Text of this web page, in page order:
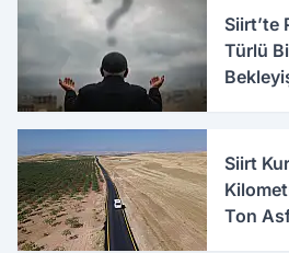
Siirt’te
Türlü
Siirt
Ton